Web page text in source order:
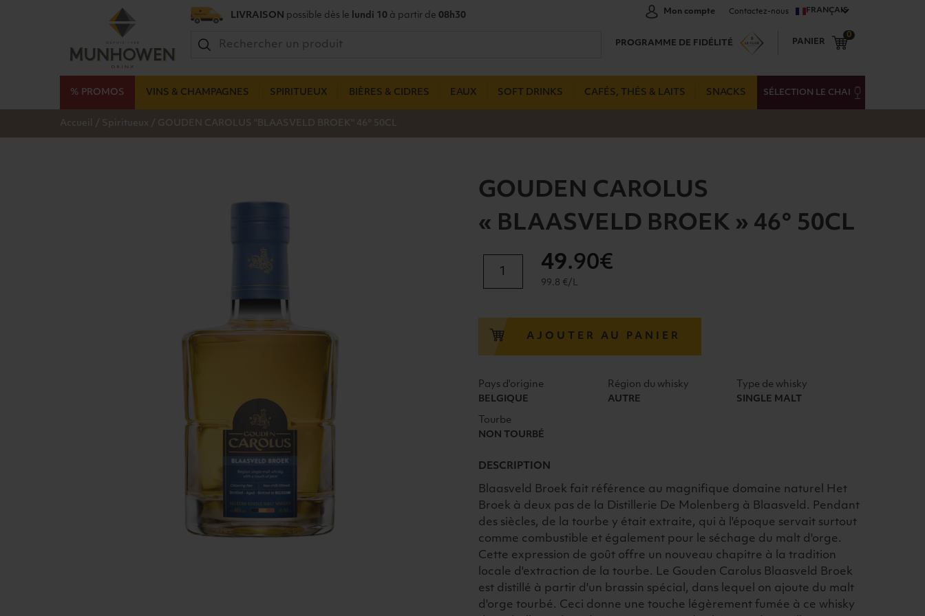
LIVRAISON possible dès le lundi 10 à partir de 08h30 Mon compte Contactez-nous FRANÇAIS
PROGRAMME DE FIDÉLITÉ PANIER
0
% PROMOS VINS & CHAMPAGNES SPIRITUEUX BIÈRES & CIDRES EAUX SOFT DRINKS CAFÉS, THÉS & LAITS SNACKS SÉLECTION LE CHAI
Accueil / Spiritueux / GOUDEN CAROLUS "BLAASVELD BROEK" 46° 50CL
GOUDEN CAROLUS
« BLAASVELD BROEK » 46° 50CL
"BLAASVELD
BROEK"
50CL
49.90€
99.8 €/L
AJOUTER AU PANIER
Pays d'origine
BELGIQUE
Région du whisky
AUTRE
Type de whisky
SINGLE MALT
Tourbe
NON TOURBÉ
DESCRIPTION
Blaasveld Broek fait référence au magnifique domaine naturel Het
Broek à deux pas de la Distillerie De Molenberg à Blaasveld. Pendant
des siècles, de la tourbe y était extraite, qui à l'époque servait surtout
comme combustible et également pour le séchage du malt d'orge.
Cette expression de goût offre un nouveau chapitre à la tradition
locale d'extraction de la tourbe. Le Gouden Carolus Blaasveld Broek
est distillé à partir d'un brassin spécial, dans lequel on ajoute du malt
d'orge tourbé. Ceci donne une touche légèrement fumée à ce whisky